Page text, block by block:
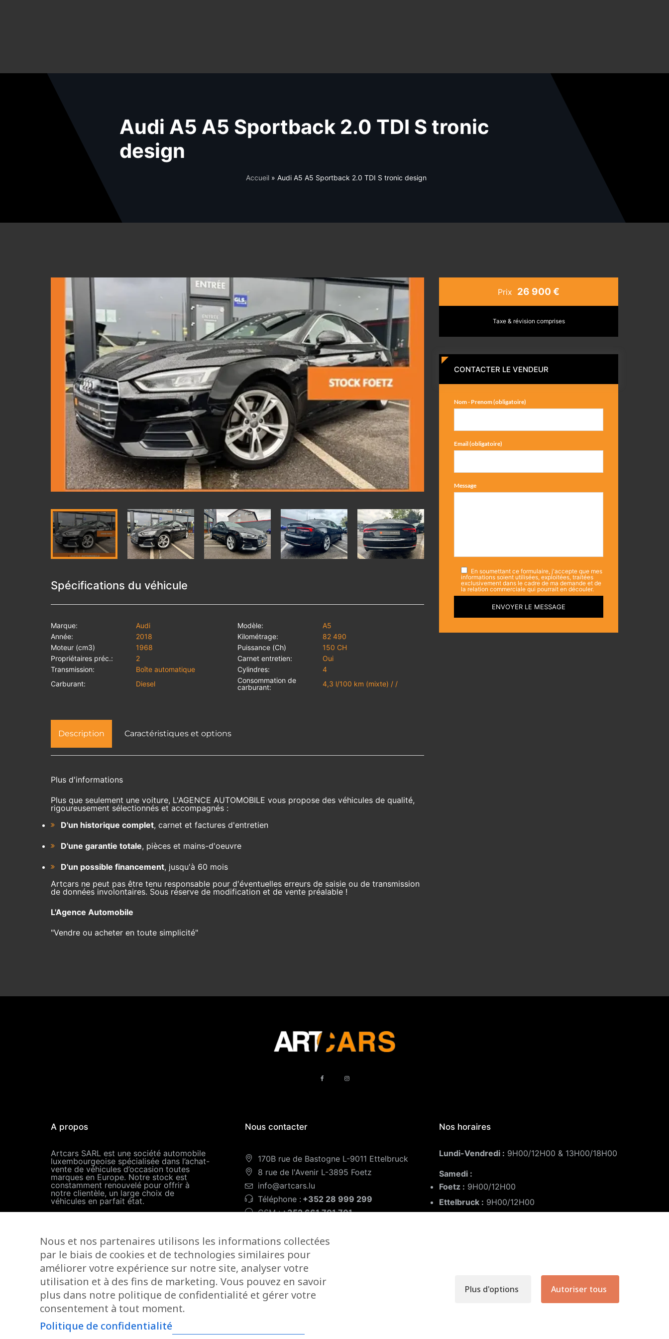
Audi A5 A5 Sportback 2.0 TDI S tronic
design
Accueil »Audi A5 A5 Sportback 2.0 TDI S tronic design
Spécifications du véhicule
Marque: Audi Modèle:
A5
Année:
2018 Kilométrage:
82 490
Moteur (cm3)
1968 Puissance (Ch)
150 CH
Propriétaires préc.:
2 Carnet entretien:
Oui
Transmission:
Boîte automatique Cylindres:
4
Carburant:
Diesel
Consommation de
carburant:
4,3 l/100 km (mixte) / /
Description Caractéristiques et options
Plus d'informations
Plus que seulement une voiture, L'AGENCE AUTOMOBILE vous propose des véhicules de qualité,
rigoureusement sélectionnés et accompagnés :
D'un historique complet, carnet et factures d'entretien
D'une garantie totale, pièces et mains-d'oeuvre
D'un possible financement, jusqu'à 60 mois
Artcars ne peut pas être tenu responsable pour d'éventuelles erreurs de saisie ou de transmission
de données involontaires. Sous réserve de modification et de vente préalable !
L'Agence Automobile
"Vendre ou acheter en toute simplicité"
Prix 26 900 €
Taxe & révision comprises
CONTACTER LE VENDEUR
Nom - Prenom (obligatoire)
Email (obligatoire)
Message
En soumettant ce formulaire, j'accepte que mes
informations soient utilisées, exploitées, traitées
exclusivement dans le cadre de ma demande et de
la relation commerciale qui pourrait en découler.
ENVOYER LE MESSAGE
A propos
Artcars SARL est une société automobile
luxembourgeoise spécialisée dans l’achat-
vente de véhicules d’occasion toutes
marques en Europe. Notre stock est
constamment renouvelé pour offrir à
notre clientèle, un large choix de
véhicules en parfait état.
Nous contacter
170B rue de Bastogne L-9011 Ettelbruck
8 rue de l'Avenir L-3895 Foetz
info@artcars.lu
Téléphone : +352 28 999 299
GSM :+352 661 701 701
Nos horaires
Lundi-Vendredi : 9H00/12H00 & 13H00/18H00
Samedi :
Foetz : 9H00/12H00
Ettelbruck : 9H00/12H00
Artcars - Zuzarte Group - 2022 - Un site
Nous et nos partenaires utilisons les informations collectées
par le biais de cookies et de technologies similaires pour
améliorer votre expérience sur notre site, analyser votre
utilisation et à des fins de marketing. Vous pouvez en savoir
plus dans notre politique de confidentialité et gérer votre
consentement à tout moment.
Politique de confidentialité
Plus d'options Autoriser tous